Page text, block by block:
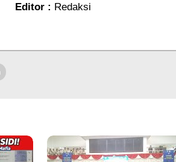
Editor : Redaksi